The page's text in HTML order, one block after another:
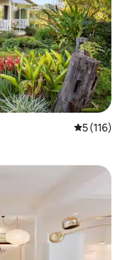
5 de uma
5 (116)